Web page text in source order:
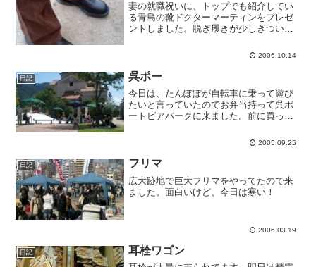
妻の就職祝いに、トップでも紹介してい
る青島の靴ドクターマーティンをプレゼ
ントしました。脱ぎ履きが少しきついそ
2006.10.14
日記 呉ポー
今日は、たんぽぽが自転車に乗って遊び
たいと言っていたのでお弁当持って呉ポ
ートピアパークに来ました。前に買って
ふわふわドームが新しく出来てました。
2005.09.25
日記 フリマ
広大跡地で巨大フリマをやってたので来
ました。面白いけど、今日は寒い！
2006.03.19
日記 耳栓ワゴン